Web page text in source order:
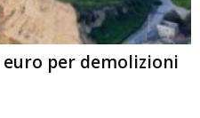
per demolizioni